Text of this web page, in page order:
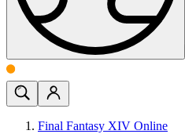
Final Fantasy XIV Online